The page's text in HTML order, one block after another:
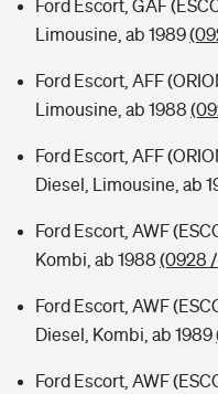
Ford Escort, GAF
Limousine, ab 1989
Ford Escort, AFF
Limousine, ab 1988
Ford Escort, AFF
Diesel, Limousine, ab
Ford Escort, AWF
Kombi, ab 1988 (0928 /
Ford Escort, AWF
Diesel, Kombi, ab 1989
Ford Escort, AWF